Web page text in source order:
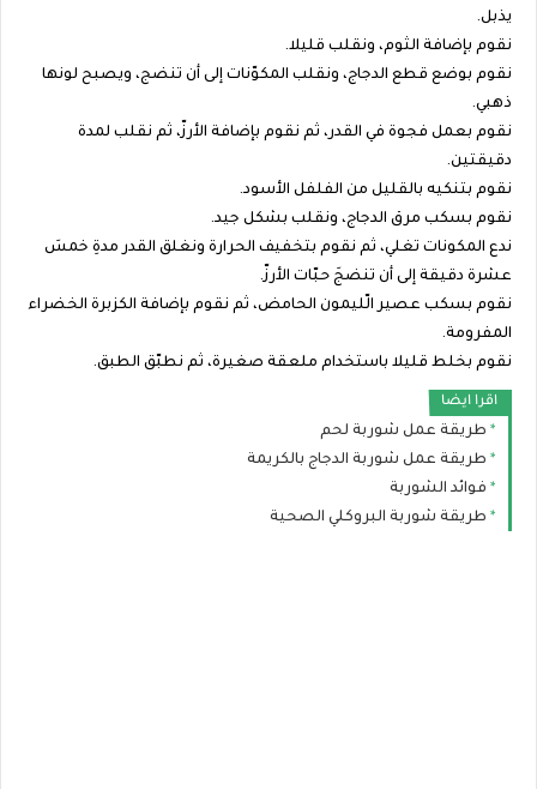
يذبل.
نقوم بإضافة الثوم، ونقلب قليلا.
نقوم بوضع قطع الدجاج، ونقلب المكوّنات إلى أن تنضج، ويصبح لونها
ذهبي.
نقوم بعمل فجوة في القدر، ثم نقوم بإضافة الأرزّ، ثم نقلب لمدة
دقيقتين.
نقوم بتنكيه بالقليل من الفلفل الأسود.
نقوم بسكب مرق الدجاج، ونقلب بشكل جيد.
ندع المكونات تغلي، ثم نقوم بتخفيف الحرارة ونغلق القدر مدةِ خمسَ
عشرة دقيقة إلى أن تنضجَ حبّات الأرزّ.
نقوم بسكب عصير الّليمون الحامض، ثم نقوم بإضافة الكزبرة الخضراء
المفرومة.
نقوم بخلط قليلا باستخدام ملعقة صغيرة، ثم نطبّق الطبق.
اقرا ايضا
طريقة عمل شوربة لحم
طريقة عمل شوربة الدجاج بالكريمة
فوائد الشوربة
طريقة شوربة البروكلي الصحية